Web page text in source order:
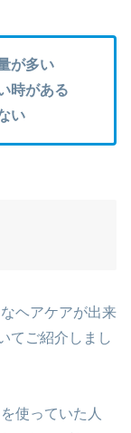
が多い
時がある
い
ヘアケアが出来
てご紹介しまし
使っていた人